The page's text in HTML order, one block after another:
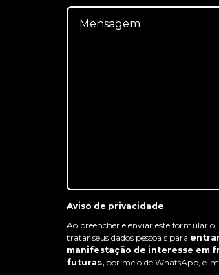
Aviso de privacidade
Ao preencher e enviar este
tratar seus dados pessoais para
manifestação de interesse em
futuras, por meio de WhatsApp, e-